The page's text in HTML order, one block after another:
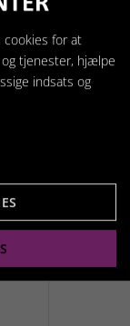
for at
tjenester, hjælpe
indsats og